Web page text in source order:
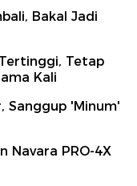
Bakal Jadi
Tetap
Kali
Sanggup 'Minum'
Navara PRO-4X